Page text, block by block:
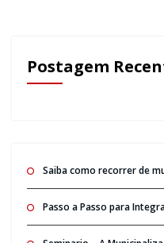
Postagem
Saiba como recorrer de
Passo a Passo para